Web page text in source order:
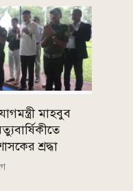
মাহবুব
শ্রদ্ধা